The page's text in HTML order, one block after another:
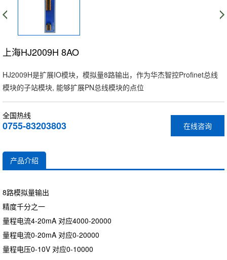
上海HJ2009H 8AO
HJ2009H是扩展IO模块，模拟量8路输出，作为华杰智控Profinet总线
模块的子站模块, 能够扩展PN总线模块的点位
在线咨询
全国热线
0755-83203803
产品介绍
8路模拟量输出
精度千分之一
量程电流4-20mA 对应4000-20000
量程电流0-20mA 对应0-20000
量程电压0-10V 对应0-10000